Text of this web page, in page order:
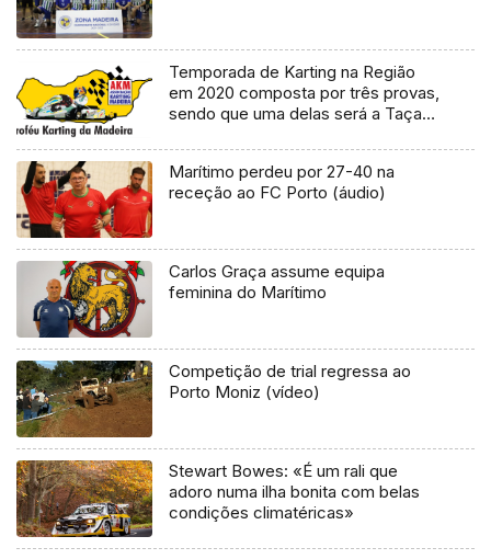
Temporada de Karting na Região
em 2020 composta por três provas,
sendo que uma delas será a Taça
Marítimo perdeu por 27-40 na
receção ao FC Porto (áudio)
Carlos Graça assume equipa
feminina do Marítimo
Competição de trial regressa ao
Porto Moniz (vídeo)
Stewart Bowes: «É um rali que
adoro numa ilha bonita com belas
condições climatéricas»